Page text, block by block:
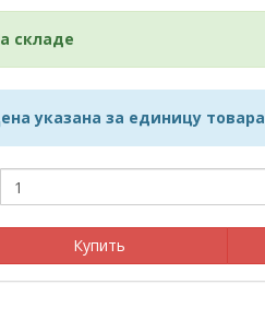
складе
указана за единицу товара
Купить